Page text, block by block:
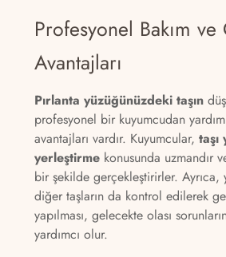
Profesyonel Bakım ve
Avantajları
Pırlanta yüzüğünüzdeki taşın
profesyonel bir kuyumcudan
avantajları vardır. Kuyumcular, taşı
yerleştirme konusunda uzmandır
bir şekilde gerçekleştirirler. Ayrıca,
diğer taşların da kontrol edilerek
yapılması, gelecekte olası
yardımcı olur.